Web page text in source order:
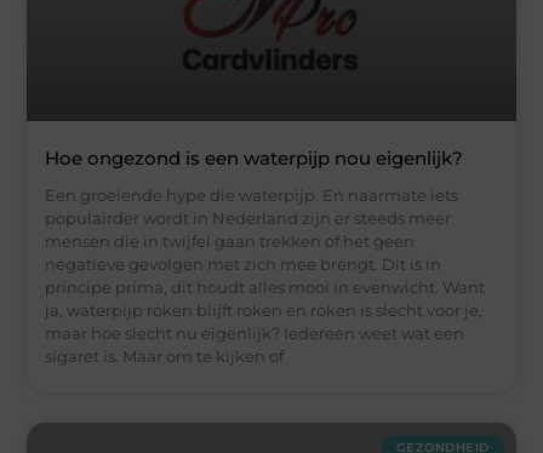
Hoe ongezond is een waterpijp nou eigenlijk?
Een groeiende hype die waterpijp. En naarmate iets
populairder wordt in Nederland zijn er steeds meer
mensen die in twijfel gaan trekken of het geen
negatieve gevolgen met zich mee brengt. Dit is in
principe prima, dit houdt alles mooi in evenwicht. Want
ja, waterpijp roken blijft roken en roken is slecht voor je,
maar hoe slecht nu eigenlijk? Iedereen weet wat een
sigaret is. Maar om te kijken of
GEZONDHEID